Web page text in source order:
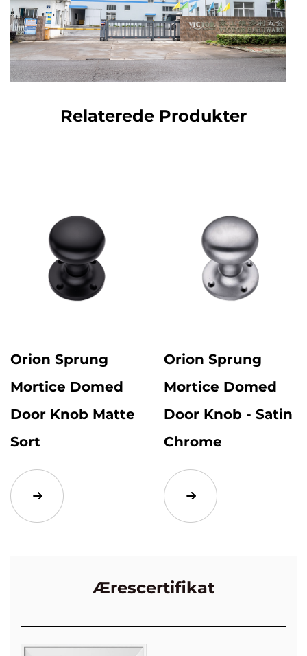
Relaterede Produkter
Orion Sprung
Mortice Domed
Door Knob Matte
Sort
Orion Sprung
Mortice Domed
Door Knob - Satin
Chrome
Ærescertifikat